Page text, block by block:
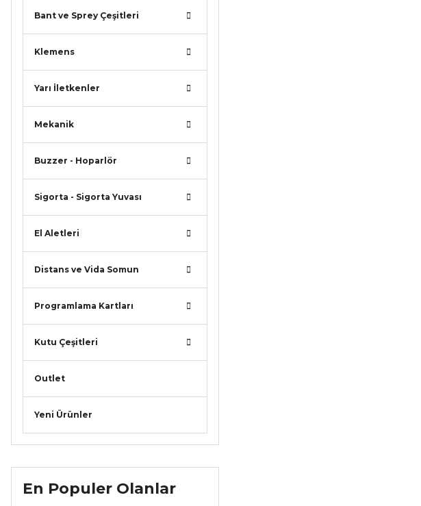
Bant ve Sprey Çeşitleri
Klemens
Yarı İletkenler
Mekanik
Buzzer - Hoparlör
Sigorta - Sigorta Yuvası
El Aletleri
Distans ve Vida Somun
Programlama Kartları
Kutu Çeşitleri
Outlet
Yeni Ürünler
En Populer Olanlar